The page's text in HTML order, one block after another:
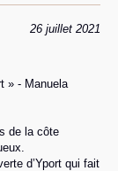
26 juillet 2021
» - Manuela
de la côte
d’Yport qui fait